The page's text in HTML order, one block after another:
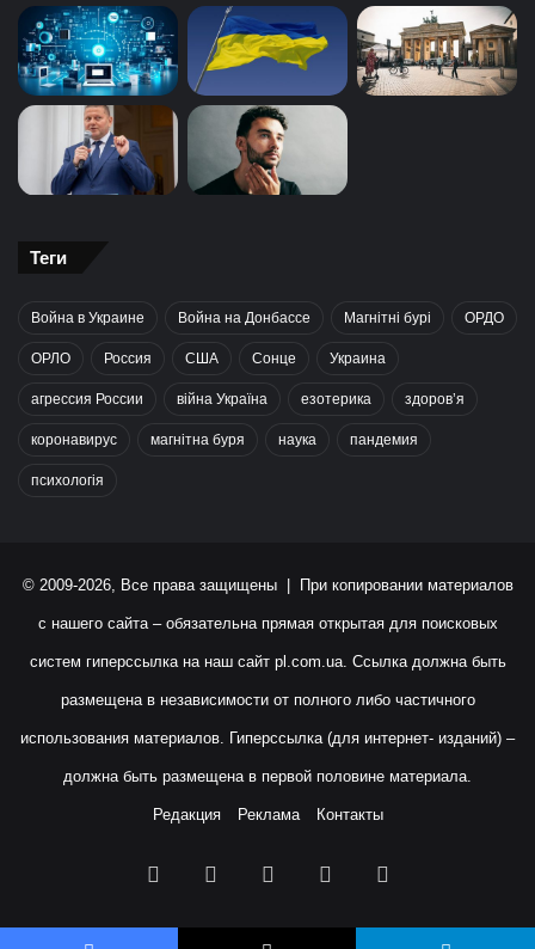
Теги
Война в Украине Война на Донбассе Магнітні бурі ОРДО
ОРЛО Россия США Сонце Украина
агрессия России війна Україна езотерика здоров’я
коронавирус магнітна буря наука пандемия
психологія
© 2009-2026, Все права защищены | При копировании материалов
с нашего сайта – обязательна прямая открытая для поисковых
систем гиперссылка на наш сайт pl.com.ua. Ссылка должна быть
размещена в независимости от полного либо частичного
использования материалов. Гиперссылка (для интернет- изданий) –
должна быть размещена в первой половине материала.
Редакция Реклама Контакты
Facebook YouTubeInstagram